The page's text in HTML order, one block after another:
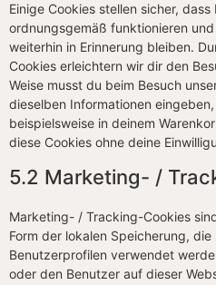
Einige Cookies stellen sicher,
ordnungsgemäß funktionieren
weiterhin in Erinnerung bleiben.
Cookies erleichtern wir dir den
Weise musst du beim Besuch
dieselben Informationen
beispielsweise in deinem
diese Cookies ohne deine
5.2 Marketing- /
Marketing- / Tracking-Cookies
Form der lokalen Speicherung,
Benutzerprofilen verwendet
oder den Benutzer auf dieser